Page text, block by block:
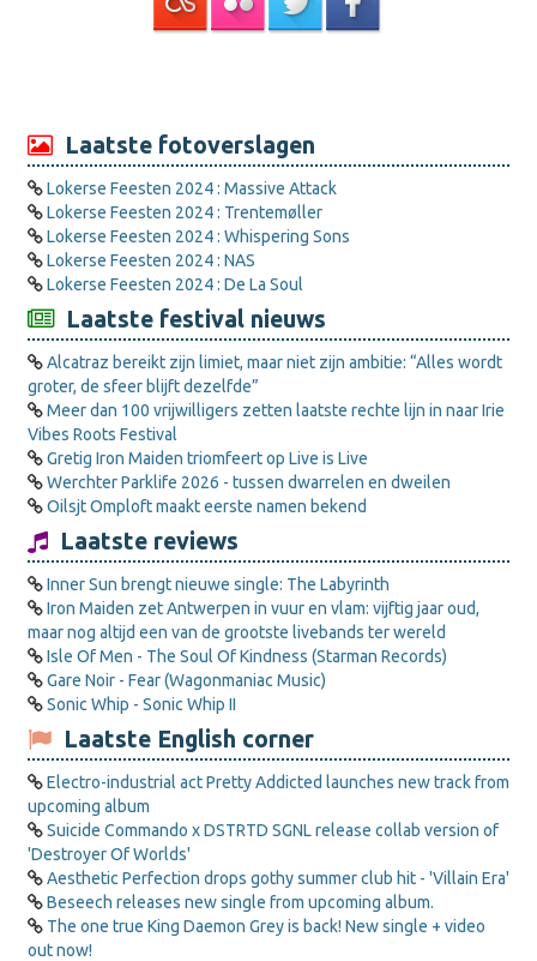
Laatste fotoverslagen
Lokerse Feesten 2024 : Massive Attack
Lokerse Feesten 2024 : Trentemøller
Lokerse Feesten 2024 : Whispering Sons
Lokerse Feesten 2024 : NAS
Lokerse Feesten 2024 : De La Soul
Laatste festival nieuws
Alcatraz bereikt zijn limiet, maar niet zijn ambitie: “Alles wordt
groter, de sfeer blijft dezelfde”
Meer dan 100 vrijwilligers zetten laatste rechte lijn in naar Irie
Vibes Roots Festival
Gretig Iron Maiden triomfeert op Live is Live
Werchter Parklife 2026 - tussen dwarrelen en dweilen
Oilsjt Omploft maakt eerste namen bekend
Laatste reviews
Inner Sun brengt nieuwe single: The Labyrinth
Iron Maiden zet Antwerpen in vuur en vlam: vijftig jaar oud,
maar nog altijd een van de grootste livebands ter wereld
Isle Of Men - The Soul Of Kindness (Starman Records)
Gare Noir - Fear (Wagonmaniac Music)
Sonic Whip - Sonic Whip II
Laatste English corner
Electro-industrial act Pretty Addicted launches new track from
upcoming album
Suicide Commando x DSTRTD SGNL release collab version of
'Destroyer Of Worlds'
Aesthetic Perfection drops gothy summer club hit - 'Villain Era'
Beseech releases new single from upcoming album.
The one true King Daemon Grey is back! New single + video
out now!